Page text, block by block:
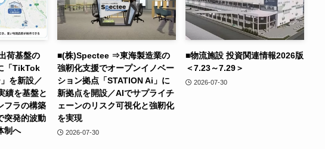
荷基盤の
「TikTok
を新設／
績を基盤と
フラの構築
突発的波動
制へ
■(株)Spectee ⇒東海製造業の
強靭化支援でオープンイノベー
ション拠点「STATION Ai」に
新拠点を開設／AIでサプライチ
ェーンのリスク可視化と強靭化
を実現
2026-07-30
■物流施設 投資関連情報2026版
＜7.23～7.29＞
2026-07-30